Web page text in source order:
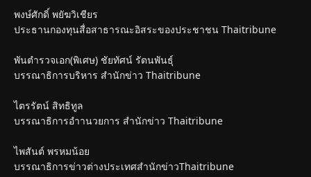
พงษ์ศักดิ์ พยัฆวิเชียร
ประธานกองทุนสื่อสาธารณะอิสระของประชาชน Thaitribune
พันตำรวจเอก(พิเศษ) ชัยทัศน์ รัตนพันธุ์
บรรณาธิการบริหาร สำนักข่าว Thaitribune
ไตรรัตน์ สิทธิทูล
บรรณาธิการอำานวยการ สำนักข่าว Thaitribune
ไพสันต์ พรหมน้อย
บรรณาธิการข่าวต่างประเทศสำนักข่าวThaitribune